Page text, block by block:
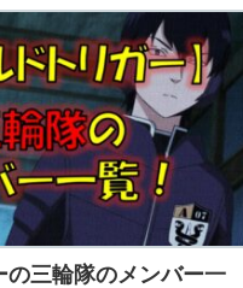
の三輪隊のメンバー一